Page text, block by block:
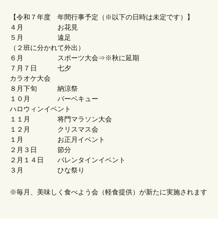
【令和７年度 年間行事予定（※以下の日時は未定です）】
４月 お花見
５月 遠足
（２班に分かれて外出）
６月 スポーツ大会⇒※秋に延期
７月７日 七夕
カラオケ大会
８月下旬 納涼祭
１０月 バーベキュー
ハロウィンイベント
１１月 将門マラソン大会
１２月 クリスマス会
１月 お正月イベント
２月３日 節分
２月１４日 バレンタインイベント
３月 ひな祭り
※毎月、美味しく食べよう会（軽食提供）が新たに実施されます